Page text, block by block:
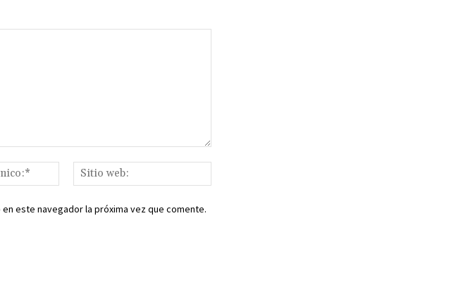
Correo
electrónico:*
web:
este navegador la próxima vez que comente.